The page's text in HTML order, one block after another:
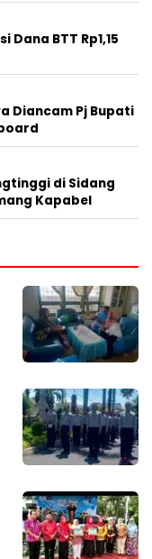
BTT Rp1,15
Diancam Pj Bupati
di Sidang
Kapabel